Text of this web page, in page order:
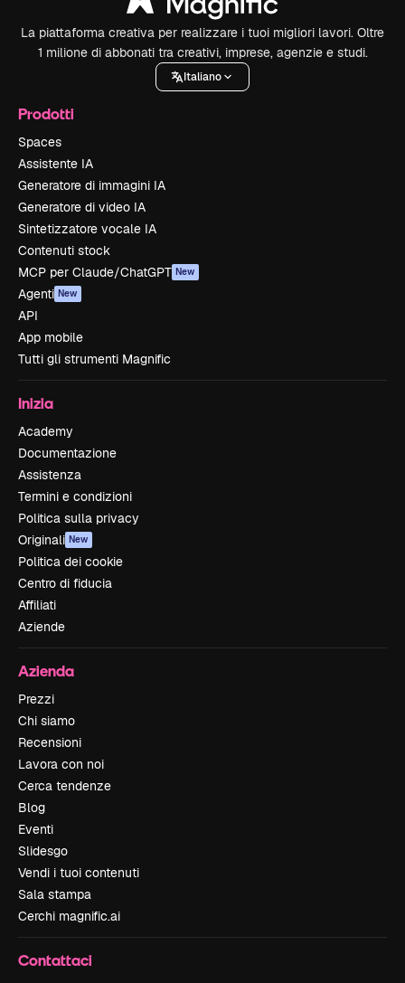
La piattaforma creativa per realizzare i tuoi migliori lavori. Oltre
1 milione di abbonati tra creativi, imprese, agenzie e studi.
Italiano
Prodotti
Spaces
Assistente IA
Generatore di immagini IA
Generatore di video IA
Sintetizzatore vocale IA
Contenuti stock
MCP per Claude/ChatGPT New
Agenti New
API
App mobile
Tutti gli strumenti Magnific
Inizia
Academy
Documentazione
Assistenza
Termini e condizioni
Politica sulla privacy
Originali New
Politica dei cookie
Centro di fiducia
Affiliati
Aziende
Azienda
Prezzi
Chi siamo
Recensioni
Lavora con noi
Cerca tendenze
Blog
Eventi
Slidesgo
Vendi i tuoi contenuti
Sala stampa
Cerchi magnific.ai
Contattaci